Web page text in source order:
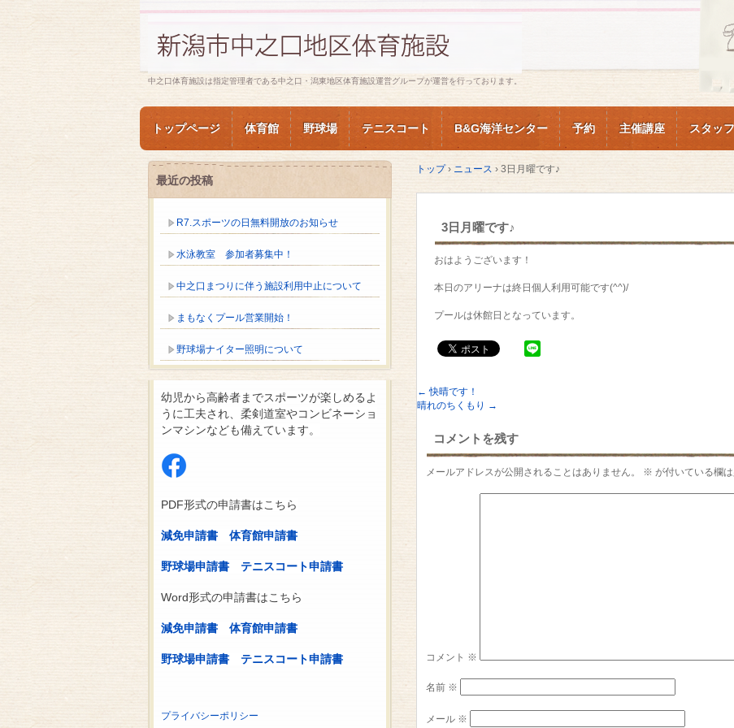
中之口体育施設は指定管理者である中之口・潟東地区体育施設運営グループが運営を行っております。
トップページ 体育館 野球場 テニスコート B&G海洋センター 予約 主催講座 スタッ
トップ › ニュース › 3日月曜です♪
3日月曜です♪
おはようございます！
本日のアリーナは終日個人利用可能です(^^)/
プールは休館日となっています。
← 快晴です！
晴れのちくもり →
コメントを残す
メールアドレスが公開されることはありません。 ※ が付いている欄
コメント ※
名前 ※
メール ※
最近の投稿
R7.スポーツの日無料開放のお知らせ
水泳教室 参加者募集中！
中之口まつりに伴う施設利用中止について
まもなくプール営業開始！
野球場ナイター照明について
幼児から高齢者までスポーツが楽しめるよ
うに工夫され、柔剣道室やコンビネーショ
ンマシンなども備えています。
PDF形式の申請書はこちら
減免申請書 体育館申請書
野球場申請書 テニスコート申請書
Word形式の申請書はこちら
減免申請書 体育館申請書
野球場申請書 テニスコート申請書
プライバシーポリシー